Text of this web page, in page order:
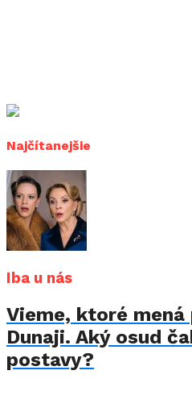
Najčítanejšie
Iba u nás
Vieme, ktoré mená
Dunaji. Aký osud
postavy?